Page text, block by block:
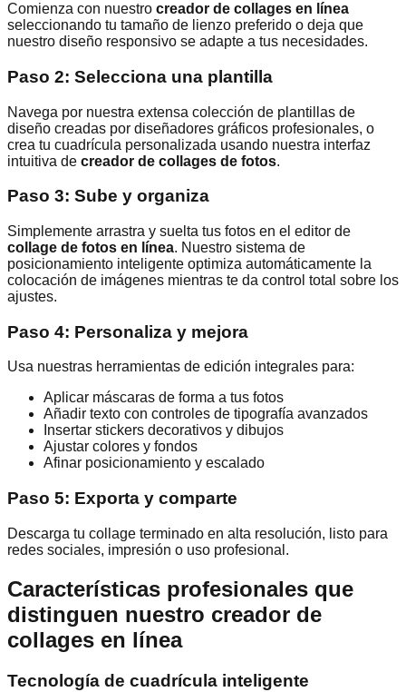
Comienza con nuestro creador de collages en línea
seleccionando tu tamaño de lienzo preferido o deja que
nuestro diseño responsivo se adapte a tus necesidades.
Paso 2: Selecciona una plantilla
Navega por nuestra extensa colección de plantillas de
diseño creadas por diseñadores gráficos profesionales, o
crea tu cuadrícula personalizada usando nuestra interfaz
intuitiva de creador de collages de fotos.
Paso 3: Sube y organiza
Simplemente arrastra y suelta tus fotos en el editor de
collage de fotos en línea. Nuestro sistema de
posicionamiento inteligente optimiza automáticamente la
colocación de imágenes mientras te da control total sobre los
ajustes.
Paso 4: Personaliza y mejora
Usa nuestras herramientas de edición integrales para:
Aplicar máscaras de forma a tus fotos
Añadir texto con controles de tipografía avanzados
Insertar stickers decorativos y dibujos
Ajustar colores y fondos
Afinar posicionamiento y escalado
Paso 5: Exporta y comparte
Descarga tu collage terminado en alta resolución, listo para
redes sociales, impresión o uso profesional.
Características profesionales que
distinguen nuestro creador de
collages en línea
Tecnología de cuadrícula inteligente